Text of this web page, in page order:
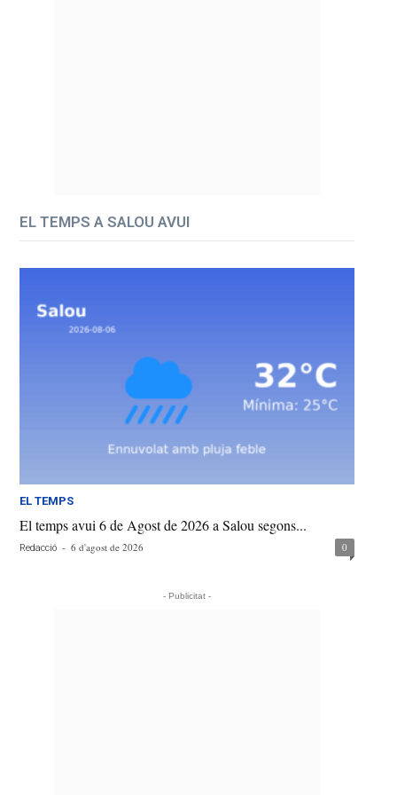
EL TEMPS A SALOU AVUI
EL TEMPS
El temps avui 6 de Agost de 2026 a Salou segons...
Redacció - 6 d'agost de 2026 0
- Publicitat -